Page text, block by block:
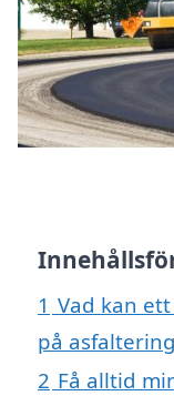
1 Vad kan
på
2 Få alltid